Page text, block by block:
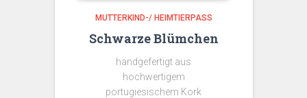
MUTTERKIND-/ HEIMTIERPASS
Schwarze Blümchen
handgefertigt aus
hochwertigem
portugiesischem Kork